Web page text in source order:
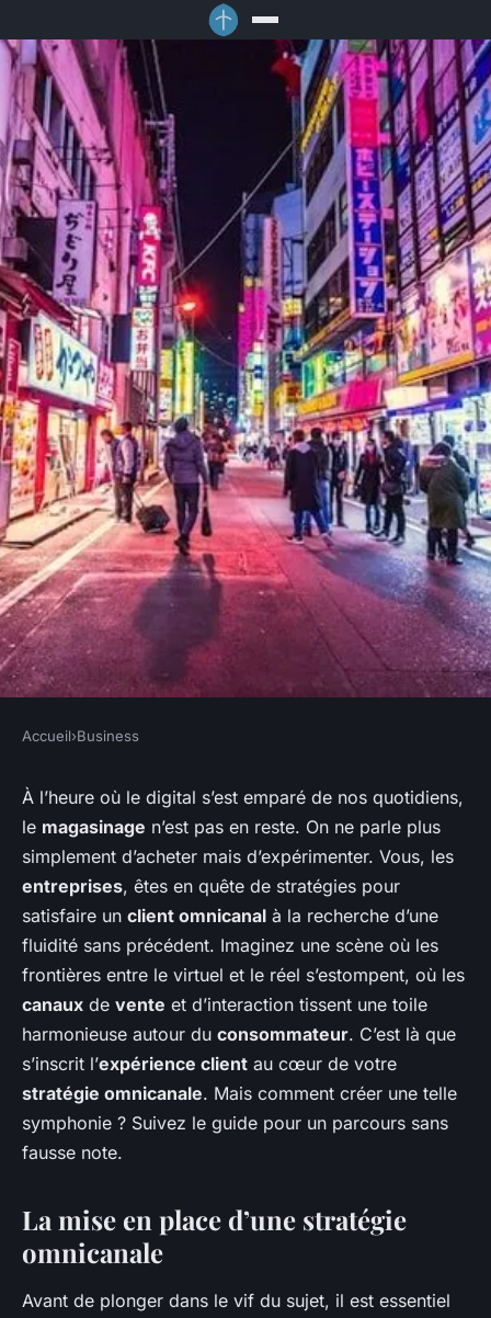
Comment créer une
expérience de magasinage
omnicanal réussie ?
Olivier•3 janvier 2024•5 min de lecture
Accueil›Business
À l’heure où le digital s’est emparé de nos quotidiens,
le magasinage n’est pas en reste. On ne parle plus
simplement d’acheter mais d’expérimenter. Vous, les
entreprises, êtes en quête de stratégies pour
satisfaire un client omnicanal à la recherche d’une
fluidité sans précédent. Imaginez une scène où les
frontières entre le virtuel et le réel s’estompent, où les
canaux de vente et d’interaction tissent une toile
harmonieuse autour du consommateur. C’est là que
s’inscrit l’expérience client au cœur de votre
stratégie omnicanale. Mais comment créer une telle
symphonie ? Suivez le guide pour un parcours sans
fausse note.
La mise en place d’une stratégie
omnicanale
Avant de plonger dans le vif du sujet, il est essentiel